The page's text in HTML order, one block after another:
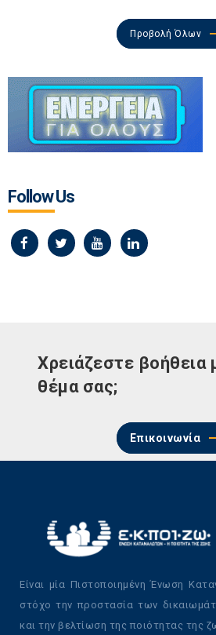
Προβολή Όλων
Follow Us
Χρειάζεστε βοήθεια
θέμα σας;
Επικοινωνία
Είναι μία Πιστοποιημένη Ένωση
στόχο την προστασία των
και την βελτίωση της ποιότητας της